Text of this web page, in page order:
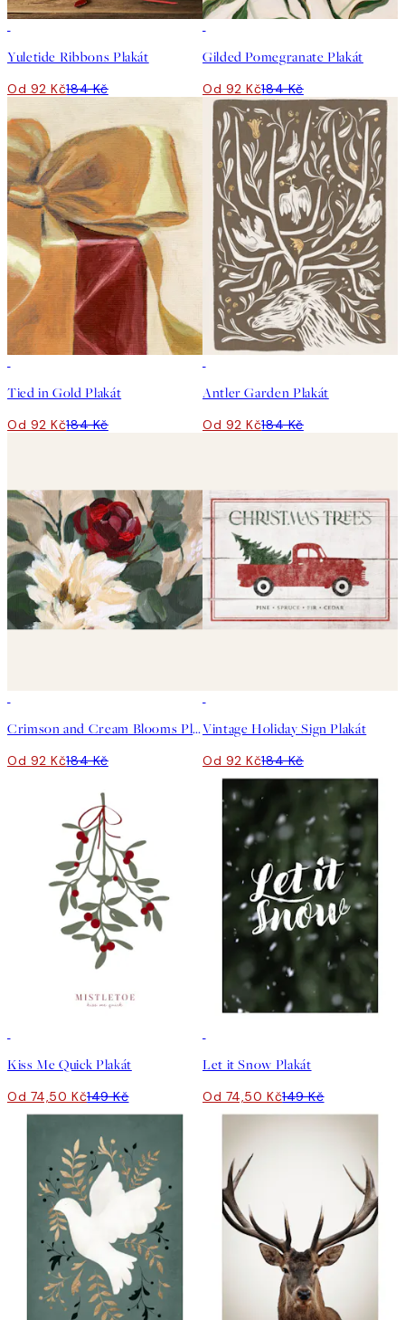
Yuletide Ribbons Plakát
Od 92 Kč184 Kč
Gilded Pomegranate Plakát
Od 92 Kč184 Kč
Tied in Gold Plakát
Od 92 Kč184 Kč
Antler Garden Plakát
Od 92 Kč184 Kč
Crimson and Cream Blooms Plakát
Od 92 Kč184 Kč
Vintage Holiday Sign Plakát
Od 92 Kč184 Kč
Kiss Me Quick Plakát
Od 74,50 Kč149 Kč
Let it Snow Plakát
Od 74,50 Kč149 Kč